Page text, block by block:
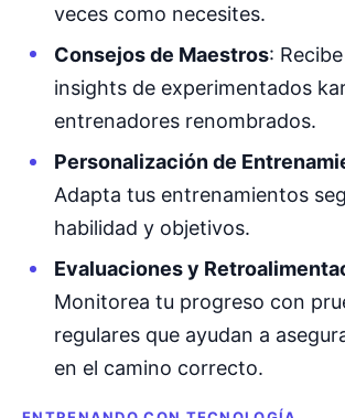
veces como necesites.
Consejos de Maestros:
insights de experimentados
entrenadores renombrados.
Personalización de
Adapta tus entrenamientos
habilidad y objetivos.
Evaluaciones y
Monitorea tu progreso con
regulares que ayudan a
en el camino correcto.